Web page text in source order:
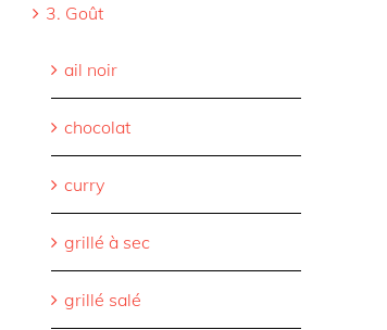
3. Goût
ail noir
chocolat
curry
grillé à sec
grillé salé